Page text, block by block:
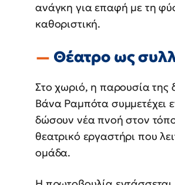
ανάγκη για επαφή με τη
καθοριστική.
Θέατρο ως
Στο χωριό, η παρουσία της
Βάνα Ραμπότα συμμετέχει
δώσουν νέα πνοή στον
θεατρικό εργαστήρι που
ομάδα.